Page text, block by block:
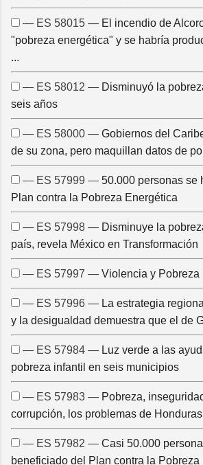
— ES 58015 — El incendio de
"pobreza energética" y se habría
...
— ES 58012 — Disminuyó la
seis años
— ES 58000 — Gobiernos del
de su zona, pero maquillan datos de
— ES 57999 — 50.000 personas se
Plan contra la Pobreza Energética
— ES 57998 — Disminuye la
país, revela México en Transformación
— ES 57997 — Violencia y Pobreza
— ES 57996 — La estrategia
y la desigualdad demuestra que el de
— ES 57984 — Luz verde a las
pobreza infantil en seis municipios
— ES 57983 — Pobreza,
corrupción, los problemas de Honduras
— ES 57982 — Casi 50.000
beneficiado del Plan contra la